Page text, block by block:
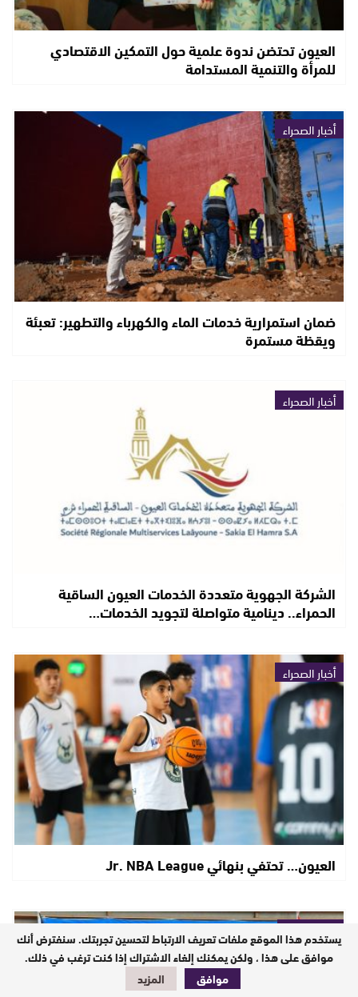
العيون تحتضن ندوة علمية حول التمكين الاقتصادي
للمرأة والتنمية المستدامة
أخبار الصحراء
ضمان استمرارية خدمات الماء والكهرباء والتطهير: تعبئة
ويقظة مستمرة
أخبار الصحراء
الشركة الجهوية متعددة الخدمات العيون الساقية
الحمراء.. دينامية متواصلة لتجويد الخدمات…
أخبار الصحراء
العيون… تحتفي بنهائي Jr. NBA League
أخبار وطنية
يستخدم هذا الموقع ملفات تعريف الارتباط لتحسين تجربتك. سنفترض أنك
موافق على هذا ، ولكن يمكنك إلغاء الاشتراك إذا كنت ترغب في ذلك.
موافق
المزيد